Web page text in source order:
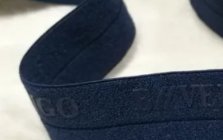
KEBIJAKAN
PRIVASI